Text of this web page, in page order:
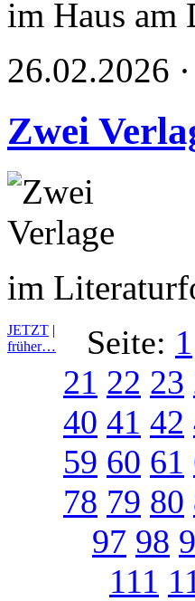
im Haus
26.02.2026
Zwei
im
JETZT |
früher…
Seite: 1
21 22 23
40 41 42
59 60 61
78 79 80
97 98
111